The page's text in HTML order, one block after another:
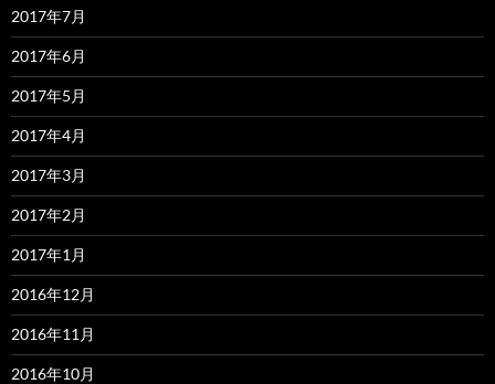
2017年7月
2017年6月
2017年5月
2017年4月
2017年3月
2017年2月
2017年1月
2016年12月
2016年11月
2016年10月